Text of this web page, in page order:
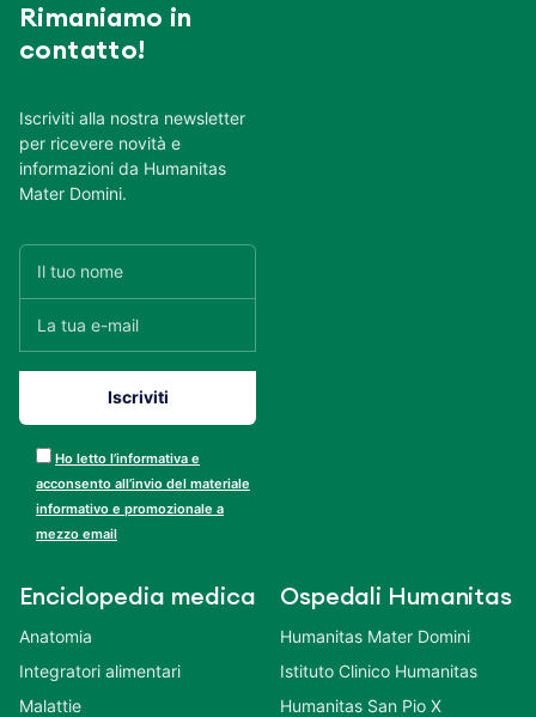
Rimaniamo in
contatto!
Iscriviti alla nostra newsletter
per ricevere novità e
informazioni da Humanitas
Mater Domini.
Ho letto l’informativa e
acconsento all’invio del materiale
informativo e promozionale a
mezzo email
Enciclopedia medica
Anatomia
Integratori alimentari
Malattie
Ospedali Humanitas
Humanitas Mater Domini
Istituto Clinico Humanitas
Humanitas San Pio X